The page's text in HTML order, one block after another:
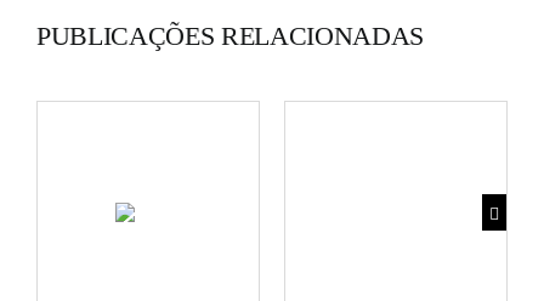
PUBLICAÇÕES RELACIONADAS